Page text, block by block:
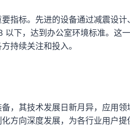
指标。先进的设备通过减震设
下，达到办公室环境标准。这
持续关注和投入。
，其技术发展日新月异，应用
方向深度发展，为各行业用户提